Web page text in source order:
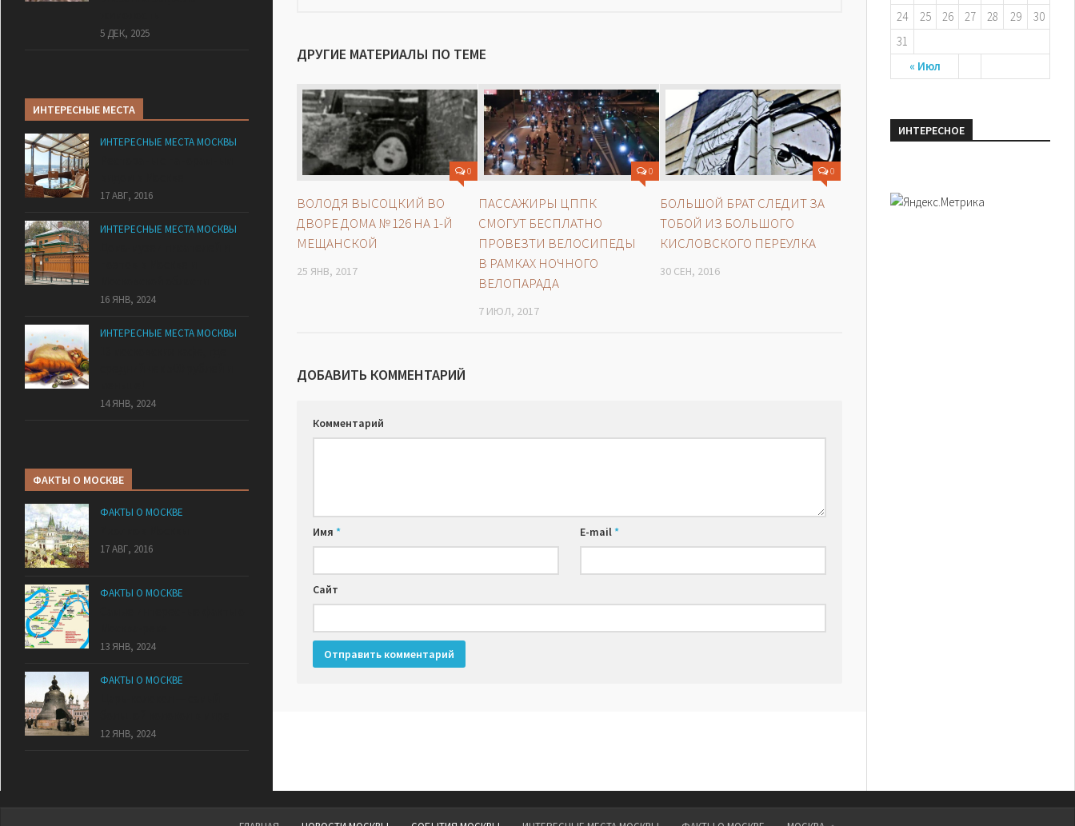
ДРУГИЕ МАТЕРИАЛЫ ПО ТЕМЕ
0
ВОЛОДЯ ВЫСОЦКИЙ ВО
ДВОРЕ ДОМА № 126 НА 1-Й
МЕЩАНСКОЙ
25 ЯНВ, 2017
0
ПАССАЖИРЫ ЦППК
СМОГУТ БЕСПЛАТНО
ПРОВЕЗТИ ВЕЛОСИПЕДЫ
В РАМКАХ НОЧНОГО
ВЕЛОПАРАДА
7 ИЮЛ, 2017
0
БОЛЬШОЙ БРАТ СЛЕДИТ ЗА
ТОБОЙ ИЗ БОЛЬШОГО
КИСЛОВСКОГО ПЕРЕУЛКА
30 СЕН, 2016
ДОБАВИТЬ КОММЕНТАРИЙ
Комментарий
Имя * E-mail*
Сайт
5 ДЕК, 2025
ИНТЕРЕСНЫЕ МЕСТА
ИНТЕРЕСНЫЕ МЕСТА МОСКВЫ
17 АВГ, 2016
ИНТЕРЕСНЫЕ МЕСТА МОСКВЫ
16 ЯНВ, 2024
ИНТЕРЕСНЫЕ МЕСТА МОСКВЫ
14 ЯНВ, 2024
ФАКТЫ О МОСКВЕ
ФАКТЫ О МОСКВЕ
17 АВГ, 2016
ФАКТЫ О МОСКВЕ
13 ЯНВ, 2024
ФАКТЫ О МОСКВЕ
12 ЯНВ, 2024
« Июл
24
25 26 27 28 29
30
31
ИНТЕРЕСНОЕ